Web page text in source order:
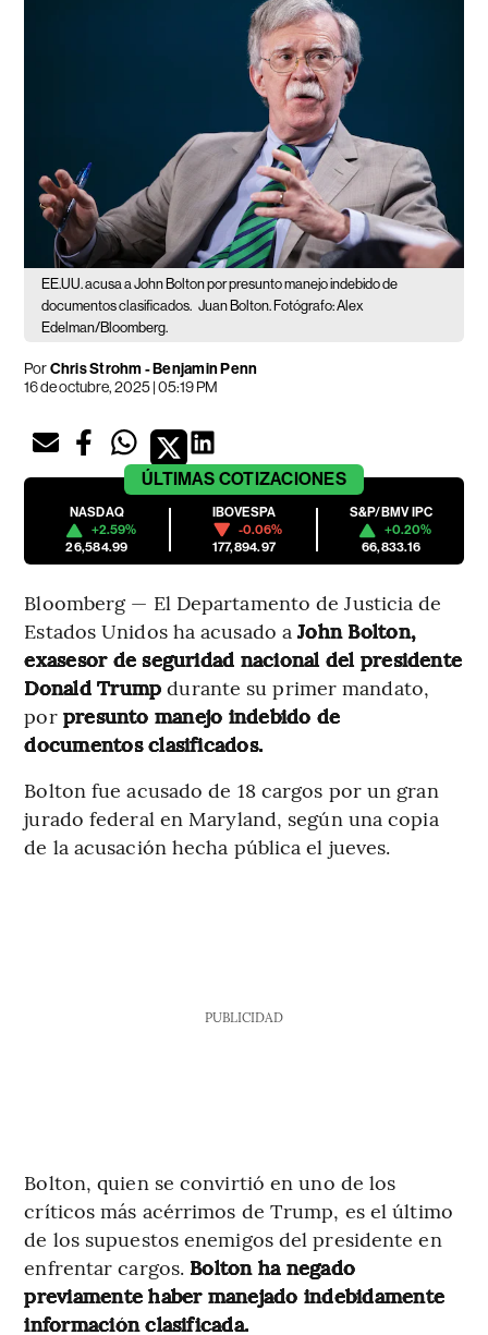
EE.UU. acusa a John Bolton por presunto manejo indebido de
documentos clasificados. Juan Bolton. Fotógrafo: Alex
Edelman/Bloomberg.
PorChris Strohm - Benjamin Penn
16 de octubre, 2025 | 05:19 PM
ÚLTIMAS COTIZACIONES
NASDAQ
+2.59%
26,584.99
IBOVESPA
-0.06%
177,894.97
S&P/BMV IPC
+0.20%
66,833.16
Bloomberg — El Departamento de Justicia de
Estados Unidos ha acusado aJohn Bolton,
exasesor de seguridad nacional del presidente
Donald Trump durante su primer mandato,
por presunto manejo indebido de
documentos clasificados.
Bolton fue acusado de 18 cargos por un gran
jurado federal en Maryland, según una copia
de la acusación hecha pública el jueves.
PUBLICIDAD
Bolton, quien se convirtió en uno de los
críticos más acérrimos de Trump, es el último
de los supuestos enemigos del presidente en
enfrentar cargos. Bolton ha negado
previamente haber manejado indebidamente
información clasificada.